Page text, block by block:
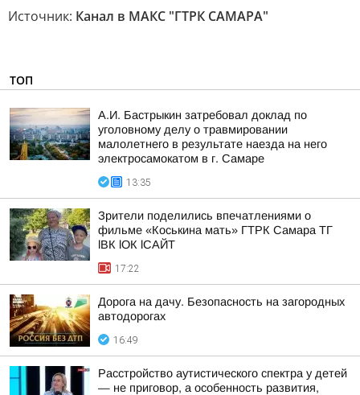
Источник: Канал в МАКС "ГТРК САМАРА"
ТОП
А.И. Бастрыкин затребовал доклад по
уголовному делу о травмировании
малолетнего в результате наезда на него
электросамокатом в г. Самаре
13:35
Зрители поделились впечатлениями о
фильме «Коськина мать» ГТРК Самара ТГ
lВК lОК lСАЙТ
17:22
Дорога на дачу. Безопасность на загородных
автодорогах
16:49
Расстройство аутистического спектра у детей
— не приговор, а особенность развития,